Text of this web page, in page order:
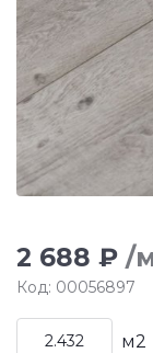
2 688 ₽ /
Код: 00056897
м2